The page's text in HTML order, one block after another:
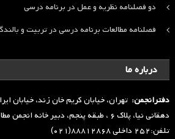
دو فصلنامه نظریه و عمل در برنامه درسی
فصلنامه مطالعات برنامه درسی در تربیت و
درباره ما
دفترانجمن: تهران، خیابان کریم خان زند، خیابان
دهقانی نیا، پلاک ۶ ، طبقه پنجم، دبیر خانه انجمن مطالعات برنامه درسی ایران
تلفن:۲۵۲ داخلی ۸۸۸۱۲۸۶۸(۰۲۱)